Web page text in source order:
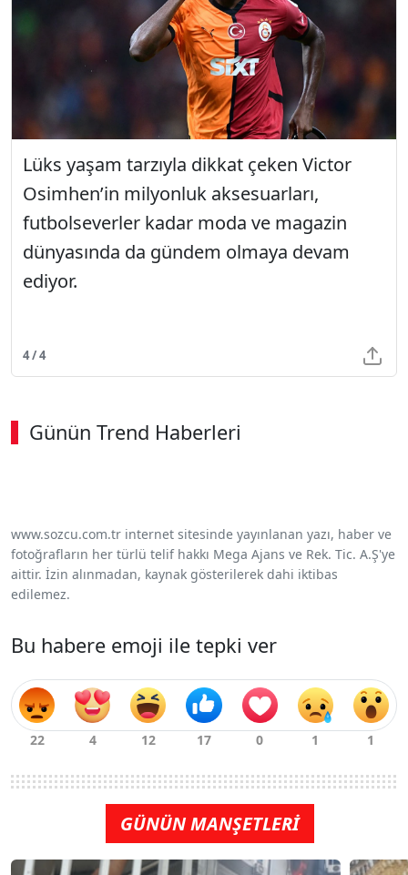
Lüks yaşam tarzıyla dikkat çeken Victor
Osimhen’in milyonluk aksesuarları,
futbolseverler kadar moda ve magazin
dünyasında da gündem olmaya devam
ediyor.
4 / 4
Günün Trend Haberleri
00:02 / 08:15
www.sozcu.com.tr internet sitesinde yayınlanan yazı, haber ve
fotoğrafların her türlü telif hakkı Mega Ajans ve Rek. Tic. A.Ş'ye
aittir. İzin alınmadan, kaynak gösterilerek dahi iktibas
edilemez.
Bu habere emoji ile tepki ver
GÜNÜN MANŞETLERİ